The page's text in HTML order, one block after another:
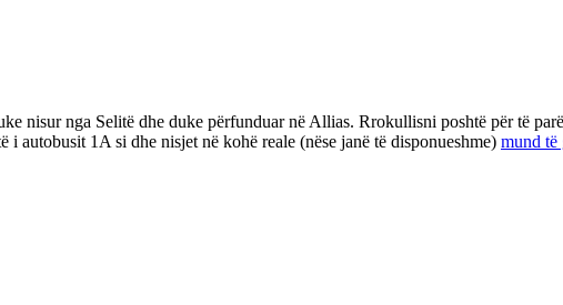
nisur nga Selitë dhe duke përfunduar në Allias. Rrokullisni poshtë për të
autobusit 1A si dhe nisjet në kohë reale (nëse janë të disponueshme) mund të